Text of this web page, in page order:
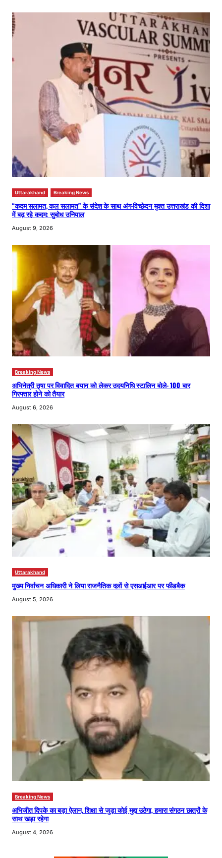
Uttarakhand Breaking News
“कदम सलामत, कल सलामत” के संदेश के साथ अंग-विच्छेदन मुक्त उत्तराखंड की दिशा
में बढ़ रहे कदम: सुबोध उनियाल
August 9, 2026
Breaking News
अभिनेत्री तृषा पर विवादित बयान को लेकर उदयनिधि स्टालिन बोले- 100 बार
गिरफ्तार होने को तैयार
August 6, 2026
Uttarakhand
मुख्य निर्वाचन अधिकारी ने लिया राजनैतिक दलों से एसआईआर पर फीडबैक
August 5, 2026
Breaking News
अभिजीत दिपके का बड़ा ऐलान, शिक्षा से जुड़ा कोई मुद्दा उठेगा, हमारा संगठन छात्रों के
साथ खड़ा रहेगा
August 4, 2026